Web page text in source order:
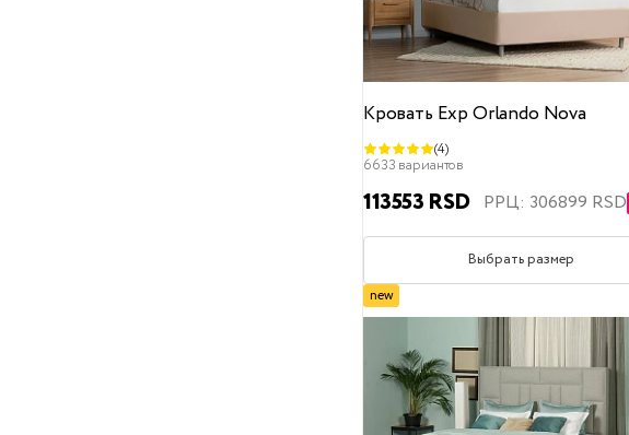
Кровать Exp Orlando Nova
(4)
6633 вариантов
113553 RSD РРЦ: 306899 RSD
Выбрать размер
new